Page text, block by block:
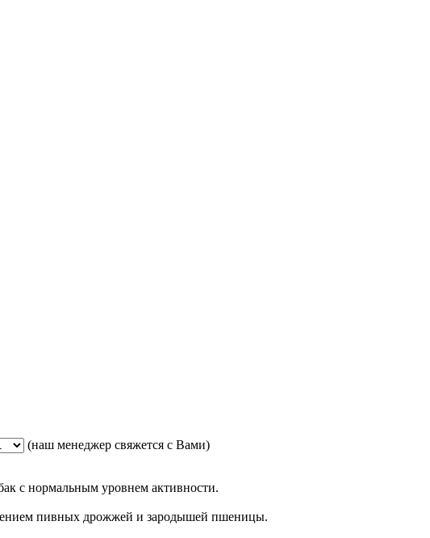
(наш менеджер свяжется с Вами)
с нормальным уровнем активности.
пивных дрожжей и зародышей пшеницы.